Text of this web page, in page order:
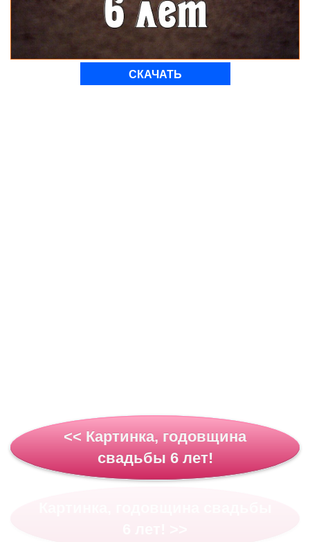
СКАЧАТЬ
<< Картинка, годовщина
свадьбы 6 лет!